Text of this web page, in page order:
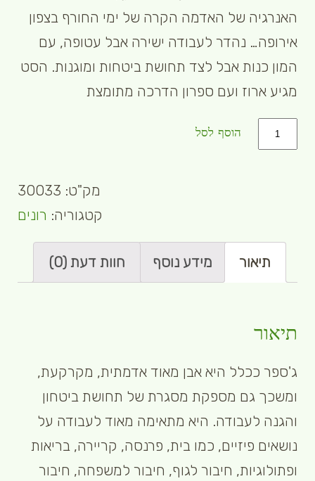
האנרגיה של האדמה הקרה של ימי החורף בצפון
אירופה… נהדר לעבודה ישירה אבל עטופה, עם
המון כנות אבל לצד תחושת ביטחות ומוגנות. הסט
מגיע ארוז ועם ספרון הדרכה מתומצת
כמות הוסף לסל
מק"ט: 30033
קטגוריה: רונים
תיאור מידע נוסף חוות דעת (0)
תיאור
ג'ספר ככלל היא אבן מאוד אדמתית, מקרקעת,
ומשכך גם מספקת מסגרת של תחושת ביטחון
והגנה לעבודה. היא מתאימה מאוד לעבודה על
נושאים פיזיים, כמו בית, פרנסה, קריירה, בריאות
ופתולוגיות, חיבור לגוף, חיבור למשפחה, חיבור